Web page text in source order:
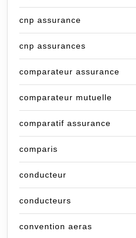
cnp assurance
cnp assurances
comparateur assurance
comparateur mutuelle
comparatif assurance
comparis
conducteur
conducteurs
convention aeras